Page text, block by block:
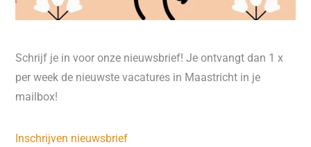
Schrijf je in voor onze nieuwsbrief! Je ontvangt dan 1 x
per week de nieuwste vacatures in Maastricht in je
mailbox!
Inschrijven nieuwsbrief